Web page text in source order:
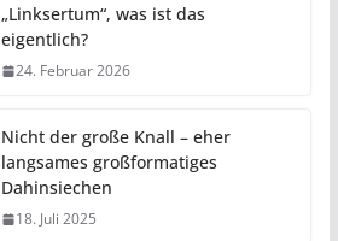
„Linksertum“, was ist das
eigentlich?
24. Februar 2026
Nicht der große Knall – eher
langsames großformatiges
Dahinsiechen
18. Juli 2025